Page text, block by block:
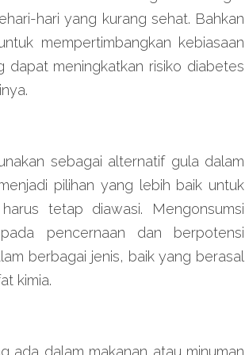
hari yang kurang sehat. Bahkan
mempertimbangkan kebiasaan
dapat meningkatkan risiko diabetes
sebagai alternatif gula dalam
pilihan yang lebih baik untuk
tetap diawasi. Mengonsumsi
pencernaan dan berpotensi
berbagai jenis, baik yang berasal
kimia.
ada dalam makanan atau minuman